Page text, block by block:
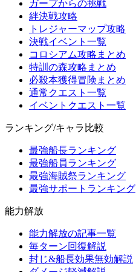
ガープからの挑戦
絆決戦攻略
トレジャーマップ攻略
決戦イベント一覧
コロシアム攻略まとめ
特訓の森攻略まとめ
必殺本獲得冒険まとめ
通常クエスト一覧
イベントクエスト一覧
ランキング/キャラ比較
最強船長ランキング
最強船員ランキング
最強海賊祭ランキング
最強サポートランキング
能力解放
能力解放の記事一覧
毎ターン回復解説
封じ&船長効果無効解説